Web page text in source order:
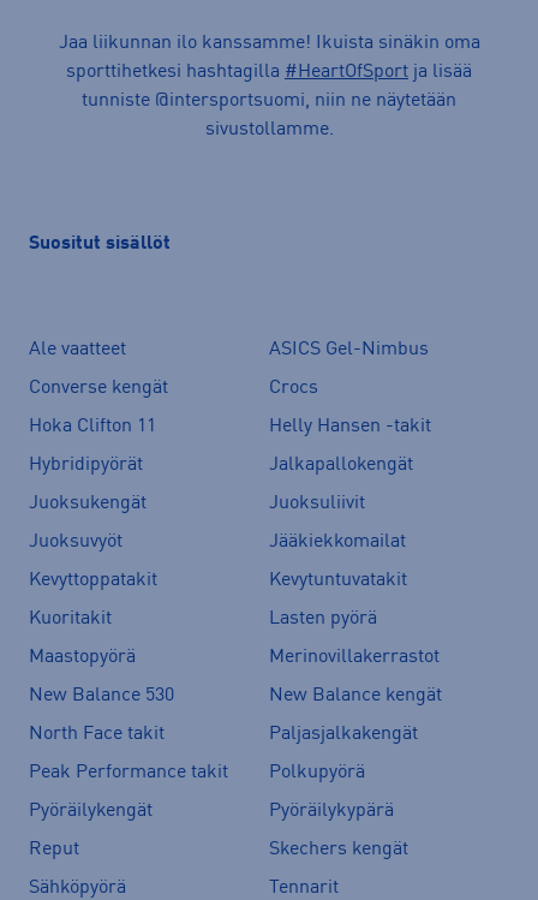
Jaa liikunnan ilo kanssamme! Ikuista sinäkin oma
sporttihetkesi hashtagilla #HeartOfSport ja lisää
tunniste @intersportsuomi, niin ne näytetään
sivustollamme.
Suositut sisällöt
Ale vaatteet
ASICS Gel-Nimbus
Converse kengät
Crocs
Hoka Clifton 11
Helly Hansen -takit
Hybridipyörät
Jalkapallokengät
Juoksukengät
Juoksuliivit
Juoksuvyöt
Jääkiekkomailat
Kevyttoppatakit
Kevytuntuvatakit
Kuoritakit
Lasten pyörä
Maastopyörä
Merinovillakerrastot
New Balance 530
New Balance kengät
North Face takit
Paljasjalkakengät
Peak Performance takit
Polkupyörä
Pyöräilykengät
Pyöräilykypärä
Reput
Skechers kengät
Sähköpyörä
Tennarit